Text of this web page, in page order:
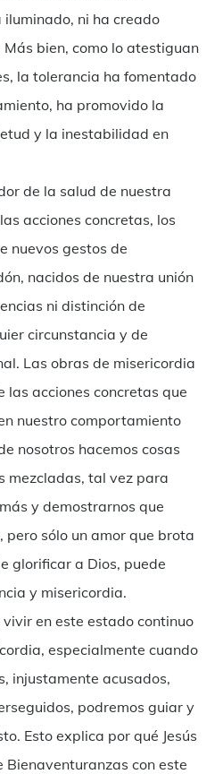
iluminado, ni ha creado
bien, como lo atestiguan
la tolerancia ha fomentado
ha promovido la
y la inestabilidad en
de la salud de nuestra
acciones concretas, los
nuevos gestos de
nacidos de nuestra unión
ni distinción de
circunstancia y de
Las obras de misericordia
las acciones concretas que
nuestro comportamiento
nosotros hacemos cosas
mezcladas, tal vez para
y demostrarnos que
pero sólo un amor que brota
glorificar a Dios, puede
y misericordia.
vivir en este estado continuo
especialmente cuando
injustamente acusados,
podremos guiar y
Esto explica por qué Jesús
Bienaventuranzas con este